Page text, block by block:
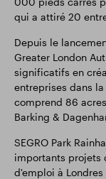
qui a attiré 20
Depuis le
Greater London
significatifs en
entreprises dans
comprend 86
Barking &
SEGRO Park
importants projets
d'emploi à